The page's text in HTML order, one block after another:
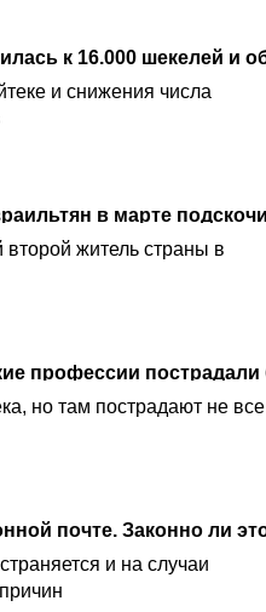
и снижения числа
житель страны в
но там пострадают не все
и на случаи